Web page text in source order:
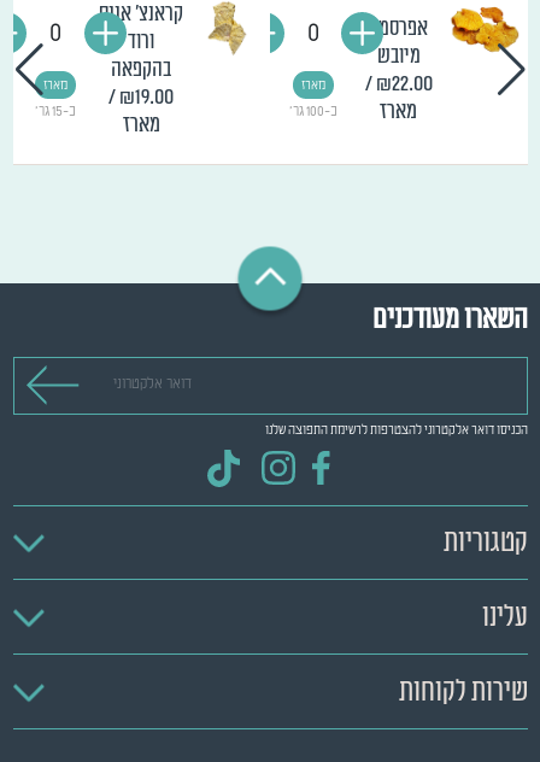
אפרסמון
מיובש
₪22.00
/
מארז
כ-100 גר'
מארז
0
קראנצ' אננס
ורוד
בהקפאה
₪19.00
/
מארז
כ-15 גר'
מארז
0
השארו מעודכנים
הכניסו דואר אלקטרוני להצטרפות לרשימת התפוצה שלנו
קטגוריות
עלינו
שירות לקוחות